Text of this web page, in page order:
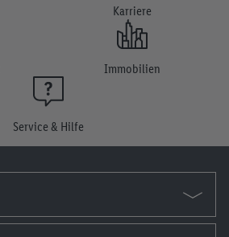
Karriere
Immobilien
Service & Hilfe